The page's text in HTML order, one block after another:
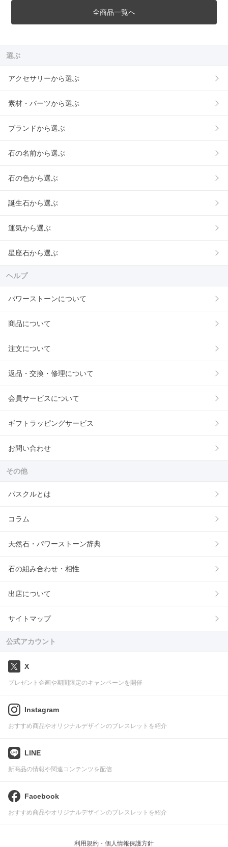
全商品一覧へ
選ぶ
アクセサリーから選ぶ
素材・パーツから選ぶ
ブランドから選ぶ
石の名前から選ぶ
石の色から選ぶ
誕生石から選ぶ
運気から選ぶ
星座石から選ぶ
ヘルプ
パワーストーンについて
商品について
注文について
返品・交換・修理について
会員サービスについて
ギフトラッピングサービス
お問い合わせ
その他
パスクルとは
コラム
天然石・パワーストーン辞典
石の組み合わせ・相性
出店について
サイトマップ
公式アカウント
X
プレゼント企画や期間限定のキャンペーンを開催
Instagram
おすすめ商品やオリジナルデザインのブレスレットを紹介
LINE
新商品の情報や関連コンテンツを配信
Facebook
おすすめ商品やオリジナルデザインのブレスレットを紹介
利用規約・個人情報保護方針